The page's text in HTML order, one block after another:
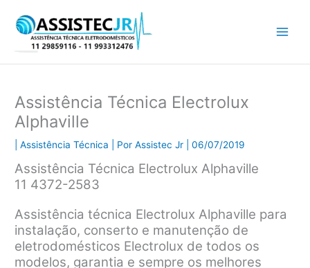
para
conteúdo
Assistência Técnica Electrolux
Alphaville
|Assistência Técnica | PorAssistec Jr |06/07/2019
Assistência Técnica Electrolux Alphaville
11 4372-2583
Assistência técnica Electrolux Alphaville para
instalação, conserto e manutenção de
eletrodomésticos Electrolux de todos os
modelos, garantia e sempre os melhores